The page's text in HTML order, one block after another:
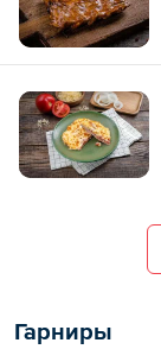
Гарниры